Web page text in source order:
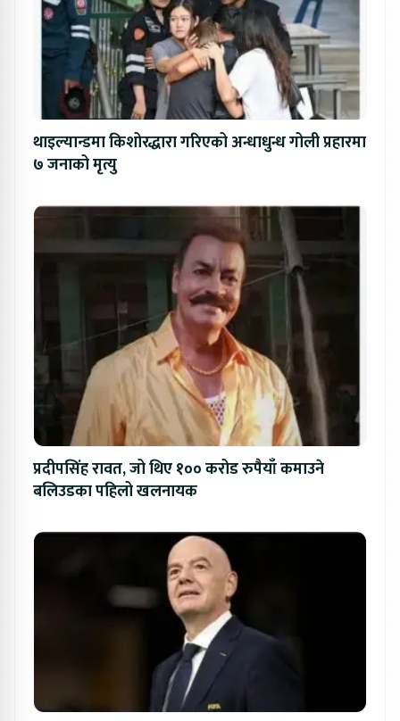
थाइल्यान्डमा किशोरद्धारा गरिएको अन्धाधुन्ध गोली प्रहारमा
७ जनाको मृत्यु
प्रदीपसिंह रावत, जो थिए १०० करोड रुपैयाँ कमाउने
बलिउडका पहिलो खलनायक